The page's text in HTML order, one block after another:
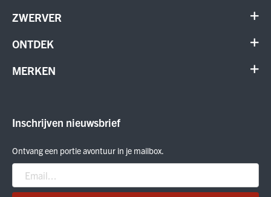
ZWERVER
Contact
Annuleer order
ONTDEK
Schoenen
MERKEN
Smartwool
Nitro
Peak Performance
Inschrijven nieuwsbrief
Ontvang een portie avontuur in je mailbox.